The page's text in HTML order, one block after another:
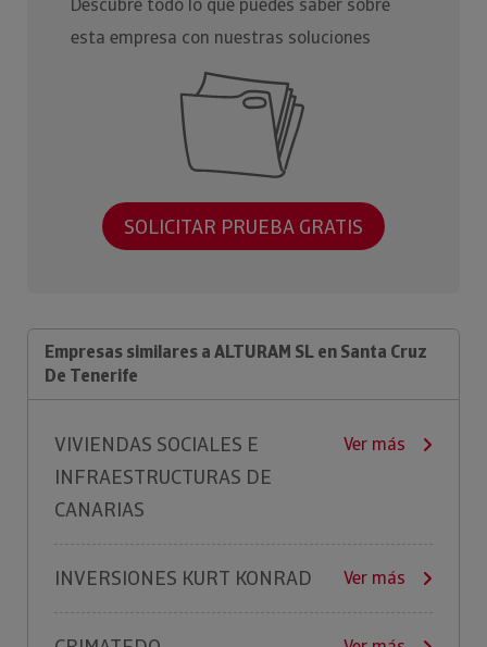
Descubre todo lo que puedes saber sobre
esta empresa con nuestras soluciones
SOLICITAR PRUEBA GRATIS
Empresas similares a ALTURAM SL en Santa Cruz
De Tenerife
VIVIENDAS SOCIALES E
INFRAESTRUCTURAS DE
CANARIAS
Ver más
INVERSIONES KURT KONRAD Ver más